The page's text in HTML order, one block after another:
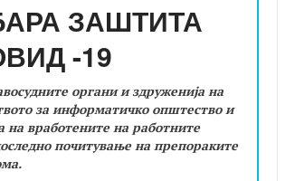
ЗАШТИТА
-19
органи и здруженија на
за информатичко општество и
вработените на работните
почитување на препораките